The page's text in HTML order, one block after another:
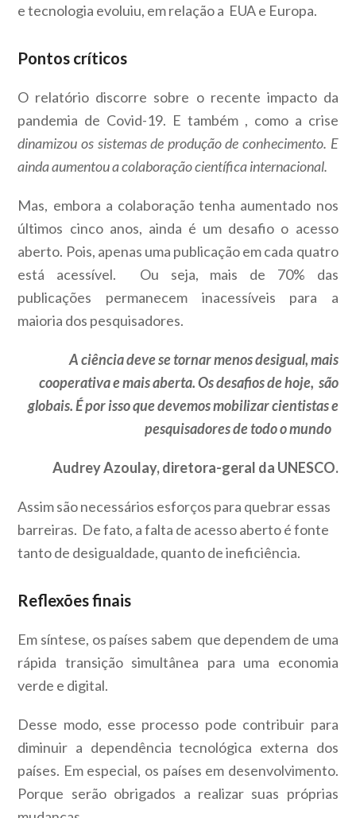
e tecnologia evoluiu, em relação a EUA e Europa.
Pontos críticos
O relatório discorre sobre o recente impacto da
pandemia de Covid-19. E também , como a crise
dinamizou os sistemas de produção de conhecimento. E
ainda aumentou a colaboração científi­ca internacional.
Mas, embora a colaboração tenha aumentado nos
últimos cinco anos, ainda é um desafio o acesso
aberto. Pois, apenas uma publicação em cada quatro
está acessível. Ou seja, mais de 70% das
publicações permanecem inacessíveis para a
maioria dos pesquisadores.
A ciência deve se tornar menos desigual, mais
cooperativa e mais aberta. Os desafios de hoje, são
globais. É por isso que devemos mobilizar cientistas e
pesquisadores de todo o mundo
Audrey Azoulay, diretora-geral da UNESCO.
Assim são necessários esforços para quebrar essas
barreiras. De fato, a falta de acesso aberto é fonte
tanto de desigualdade, quanto de ineficiência.
Reflexões finais
Em síntese, os países sabem que dependem de uma
rápida transição simultânea para uma economia
verde e digital.
Desse modo, esse processo pode contribuir para
diminuir a dependência tecnológica externa dos
países. Em especial, os países em desenvolvimento.
Porque serão obrigados a realizar suas próprias